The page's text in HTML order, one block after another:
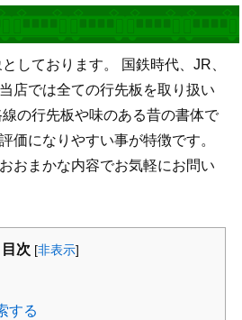
しております。 国鉄時代、JR、
店では全ての行先板を取り扱い
の行先板や味のある昔の書体で
価になりやすい事が特徴です。
おまかな内容でお気軽にお問い
目次 [非表示]
する